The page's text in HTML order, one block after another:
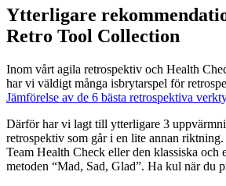
Ytterligare
Retro Tool Collection
Inom vårt agila retrospektiv och Health
har vi väldigt många isbrytarspel för
Jämförelse av de 6 bästa retrospektiva
Därför har vi lagt till ytterligare 3
retrospektiv som går i en lite annan
Team Health Check eller den klassiska och
metoden “Mad, Sad, Glad”. Ha kul när du